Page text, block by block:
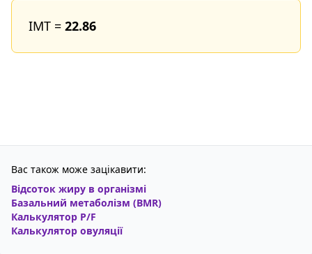
ІМТ = 22.86
Вас також може зацікавити:
Відсоток жиру в організмі
Базальний метаболізм (BMR)
Калькулятор P/F
Калькулятор овуляції